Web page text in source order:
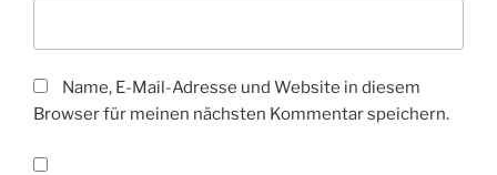
Name, E-Mail-Adresse und Website in diesem
Browser für meinen nächsten Kommentar speichern.